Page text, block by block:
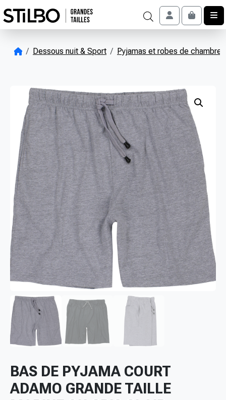
Account
Cart
Dessous nuit & Sport Pyjamas et robes de chambres
BAS DE PYJAMA COURT
ADAMO GRANDE TAILLE